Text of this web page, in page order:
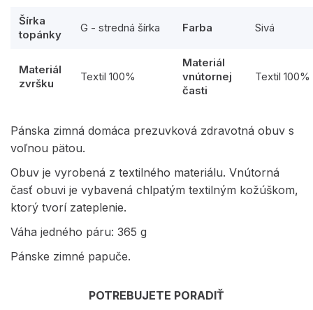
Šírka
topánky
G - stredná šírka Farba Sivá
Materiál
zvršku
Textil 100%
Materiál
vnútornej
časti
Textil 100%
Pánska zimná domáca prezuvková zdravotná obuv s
voľnou pätou.
Obuv je vyrobená z textilného materiálu. Vnútorná
časť obuvi je vybavená chlpatým textilným kožúškom,
ktorý tvorí zateplenie.
Váha jedného páru: 365 g
Pánske zimné papuče.
POTREBUJETE PORADIŤ